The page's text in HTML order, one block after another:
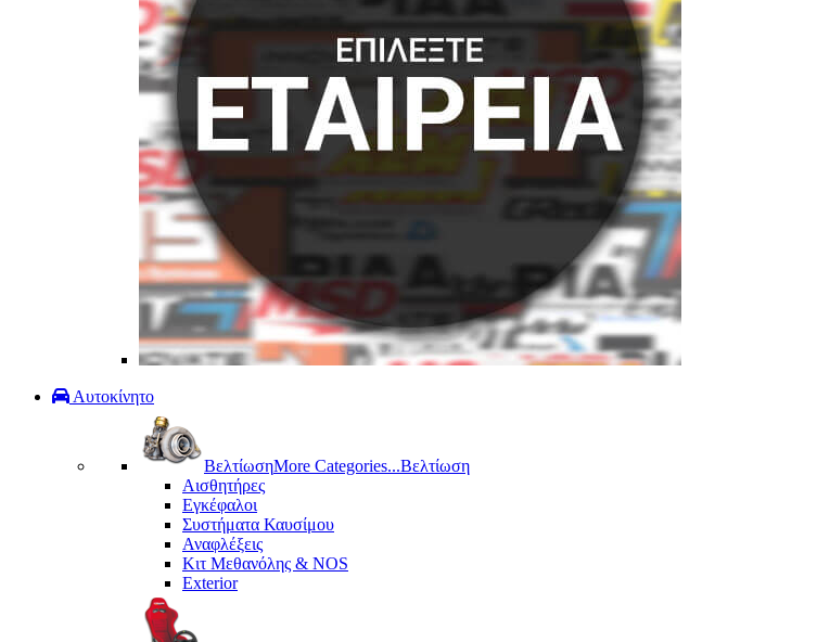
Αυτοκίνητο
ΒελτίωσηMore Categories...Βελτίωση
Αισθητήρες
Εγκέφαλοι
Συστήματα Καυσίμου
Αναφλέξεις
Κιτ Μεθανόλης & ΝΟS
Exterior